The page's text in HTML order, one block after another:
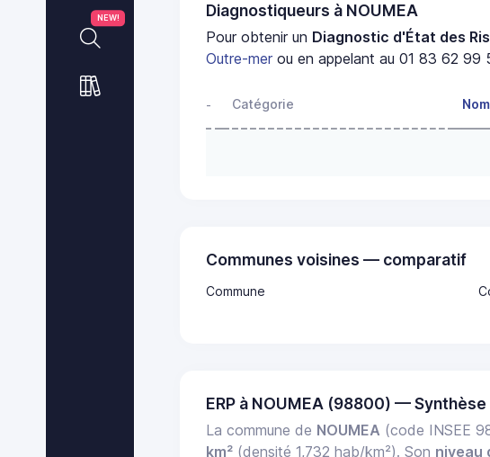
NEW! Diagnostiqueurs à NOUMEA
Pour obtenir un Diagnostic d'État des
Outre-mer ou en appelant au 01 83 62 99
- Catégorie Nom
Communes voisines — comparatif
Commune
ERP à NOUMEA (98800) — Synthèse
La commune de NOUMEA (code INSEE
km² (densité 1,732 hab/km²). Son niveau